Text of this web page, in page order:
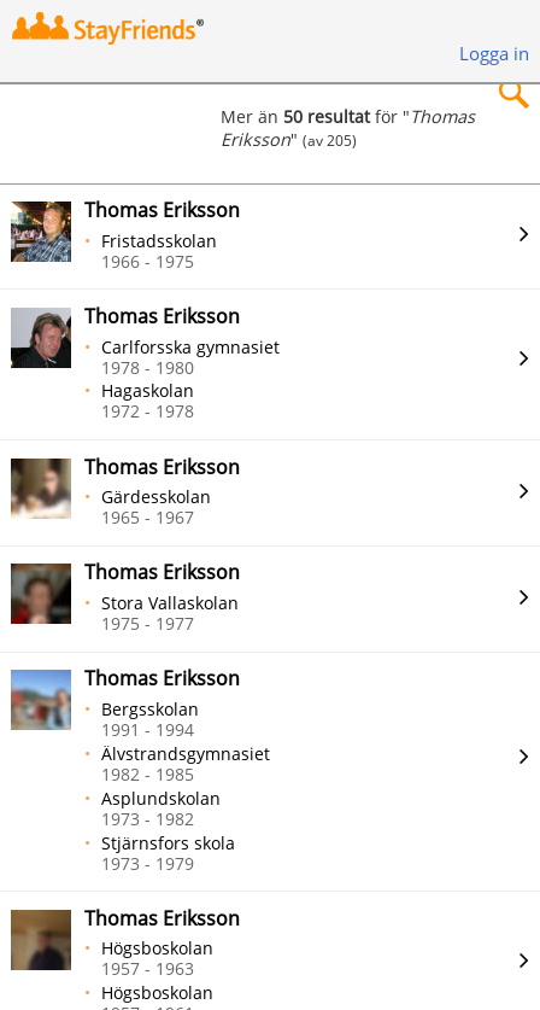
Logga in
Sök
Mer än 50 resultatför "Thomas
Eriksson" (av 205)
Thomas Eriksson
Fristadsskolan
1966 - 1975
Thomas Eriksson
Carlforsska gymnasiet
1978 - 1980
Hagaskolan
1972 - 1978
Thomas Eriksson
Gärdesskolan
1965 - 1967
Thomas Eriksson
Stora Vallaskolan
1975 - 1977
Thomas Eriksson
Bergsskolan
1991 - 1994
Älvstrandsgymnasiet
1982 - 1985
Asplundskolan
1973 - 1982
Stjärnsfors skola
1973 - 1979
Thomas Eriksson
Högsboskolan
1957 - 1963
Högsboskolan